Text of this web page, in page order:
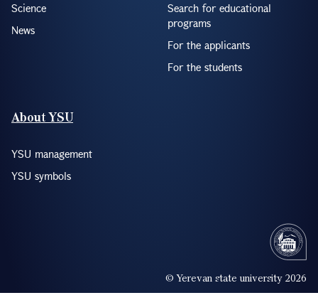
Science
News
Search for educational
programs
For the applicants
For the students
About YSU
YSU management
YSU symbols
© Yerevan state university 2026